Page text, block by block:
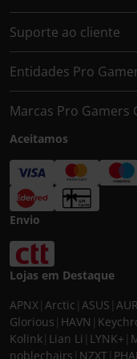
Suporte ao cliente
Entidades Pro
Marcas Pro Gamers
Aceitamos
Envio
Lojas em Destaque
APNX Arctic ASUS
Glorious HAVN
Kolink Lian Li LYNK+
noblechairs NZXT